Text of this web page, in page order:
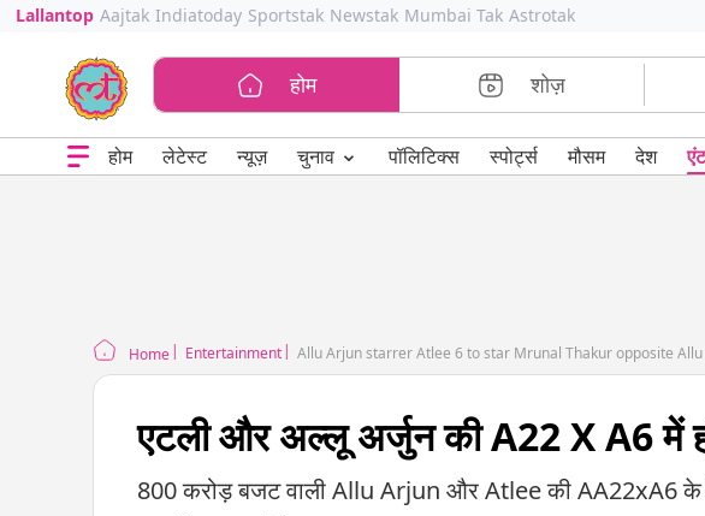
Lallantop Aajtak Indiatoday Sportstak Newstak Mumbai Tak Astrotak
होम शोज़
होम लेटेस्ट न्यूज़ चुनाव ⌄ पॉलिटिक्स स्पोर्ट्स मौसम देश
Home Entertainment Allu Arjun starrer Atlee 6 to star Mrunal Thakur opposite
एटली और अल्लू अर्जुन की A22 X A6 में
800 करोड़ बजट वाली Allu Arjun और Atlee की AA22xA6